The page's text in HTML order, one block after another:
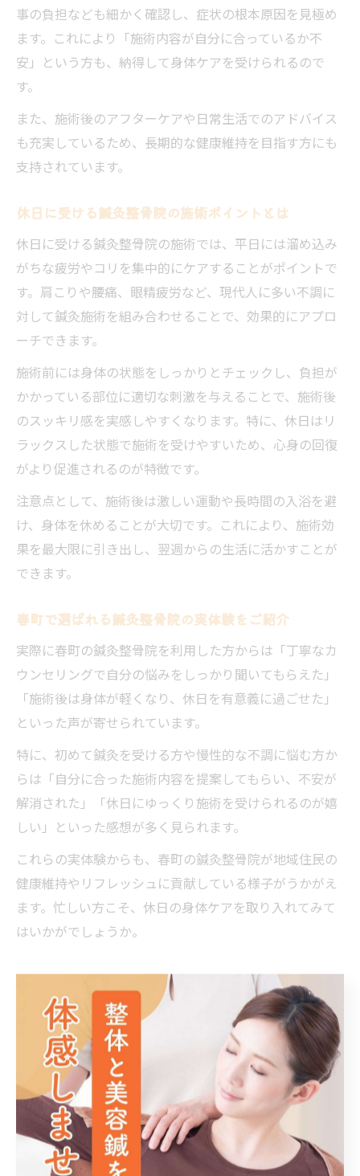
事の負担なども細かく確認し、症状の根本原因を見極め
ます。これにより「施術内容が自分に合っているか不
安」という方も、納得して身体ケアを受けられるので
す。
また、施術後のアフターケアや日常生活でのアドバイス
も充実しているため、長期的な健康維持を目指す方にも
支持されています。
休日に受ける鍼灸整骨院の施術ポイントとは
休日に受ける鍼灸整骨院の施術では、平日には溜め込み
がちな疲労やコリを集中的にケアすることがポイントで
す。肩こりや腰痛、眼精疲労など、現代人に多い不調に
対して鍼灸施術を組み合わせることで、効果的にアプロ
ーチできます。
施術前には身体の状態をしっかりとチェックし、負担が
かかっている部位に適切な刺激を与えることで、施術後
のスッキリ感を実感しやすくなります。特に、休日はリ
ラックスした状態で施術を受けやすいため、心身の回復
がより促進されるのが特徴です。
注意点として、施術後は激しい運動や長時間の入浴を避
け、身体を休めることが大切です。これにより、施術効
果を最大限に引き出し、翌週からの生活に活かすことが
できます。
春町で選ばれる鍼灸整骨院の実体験をご紹介
実際に春町の鍼灸整骨院を利用した方からは「丁寧なカ
ウンセリングで自分の悩みをしっかり聞いてもらえた」
「施術後は身体が軽くなり、休日を有意義に過ごせた」
といった声が寄せられています。
特に、初めて鍼灸を受ける方や慢性的な不調に悩む方か
らは「自分に合った施術内容を提案してもらい、不安が
解消された」「休日にゆっくり施術を受けられるのが嬉
しい」といった感想が多く見られます。
これらの実体験からも、春町の鍼灸整骨院が地域住民の
健康維持やリフレッシュに貢献している様子がうかがえ
ます。忙しい方こそ、休日の身体ケアを取り入れてみて
はいかがでしょうか。
リラックスした休日を望むなら鍼
灸整骨院へ
鍼灸整骨院で心からリラックスする休日の過ごし方
休日に心身ともにリラックスするためには、鍼灸整骨院
を上手に活用することが大切です。鍼灸整骨院では、日
常の疲れや体のだるさが蓄積した状態でも、一人ひとり